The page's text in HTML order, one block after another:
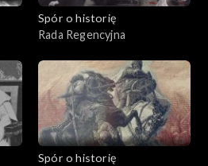
Spór o historię
Rada Regencyjna
Spór o historię